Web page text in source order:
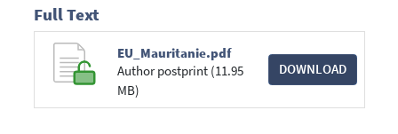
Full Text
EU_Mauritanie.pdf
Author postprint (11.95
MB)
DOWNLOAD